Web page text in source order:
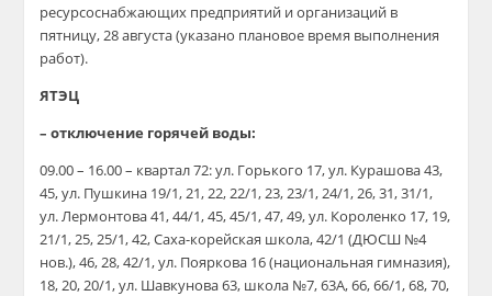
ресурсоснабжающих предприятий и организаций в
пятницу, 28 августа (указано плановое время выполнения
работ).
ЯТЭЦ
– отключение горячей воды:
09.00 – 16.00 – квартал 72: ул. Горького 17, ул. Курашова 43,
45, ул. Пушкина 19/1, 21, 22, 22/1, 23, 23/1, 24/1, 26, 31, 31/1,
ул. Лермонтова 41, 44/1, 45, 45/1, 47, 49, ул. Короленко 17, 19,
21/1, 25, 25/1, 42, Саха-корейская школа, 42/1 (ДЮСШ №4
нов.), 46, 28, 42/1, ул. Пояркова 16 (национальная гимназия),
18, 20, 20/1, ул. Шавкунова 63, школа №7, 63А, 66, 66/1, 68, 70,